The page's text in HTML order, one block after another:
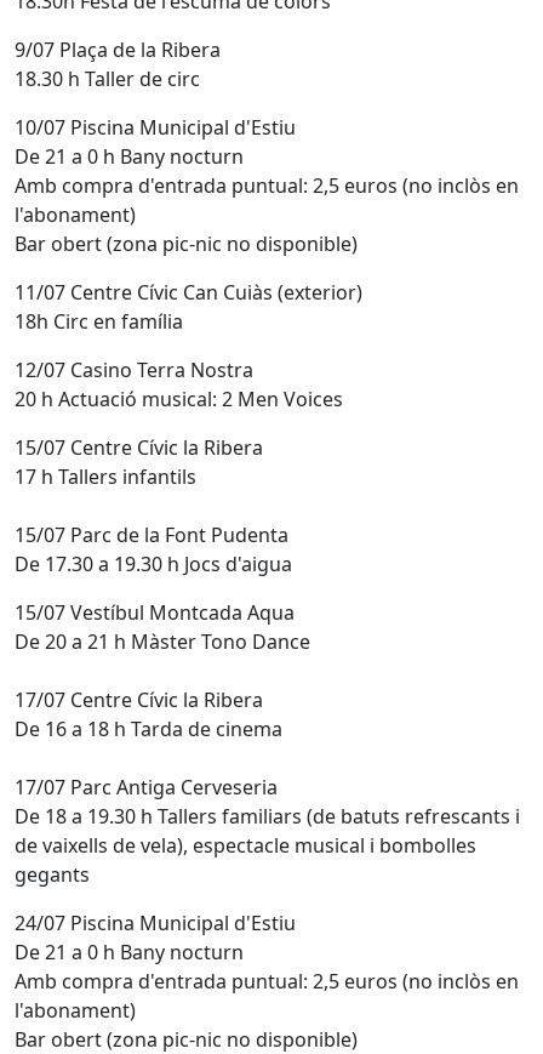
9/07 Plaça de la Ribera
18.30 h Taller de circ
10/07 Piscina Municipal d'Estiu
De 21 a 0 h Bany nocturn
Amb compra d'entrada puntual: 2,5 euros (no inclòs en
l'abonament)
Bar obert (zona pic-nic no disponible)
11/07 Centre Cívic Can Cuiàs (exterior)
18h Circ en família
12/07 Casino Terra Nostra
20 h Actuació musical: 2 Men Voices
15/07 Centre Cívic la Ribera
17 h Tallers infantils
15/07 Parc de la Font Pudenta
De 17.30 a 19.30 h Jocs d'aigua
15/07 Vestíbul Montcada Aqua
De 20 a 21 h Màster Tono Dance
17/07 Centre Cívic la Ribera
De 16 a 18 h Tarda de cinema
17/07 Parc Antiga Cerveseria
De 18 a 19.30 h Tallers familiars (de batuts refrescants i
de vaixells de vela), espectacle musical i bombolles
gegants
24/07 Piscina Municipal d'Estiu
De 21 a 0 h Bany nocturn
Amb compra d'entrada puntual: 2,5 euros (no inclòs en
l'abonament)
Bar obert (zona pic-nic no disponible)